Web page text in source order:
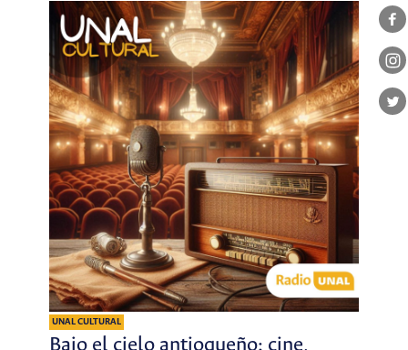
UNAL CULTURAL
Bajo el cielo antioqueño: cine,